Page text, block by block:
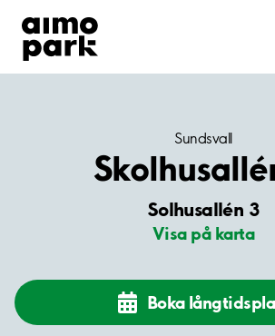
Hitta parkering
Samarbete
Kundservice
Sundsvall
Solhusallén 3
Visa på karta
Boka